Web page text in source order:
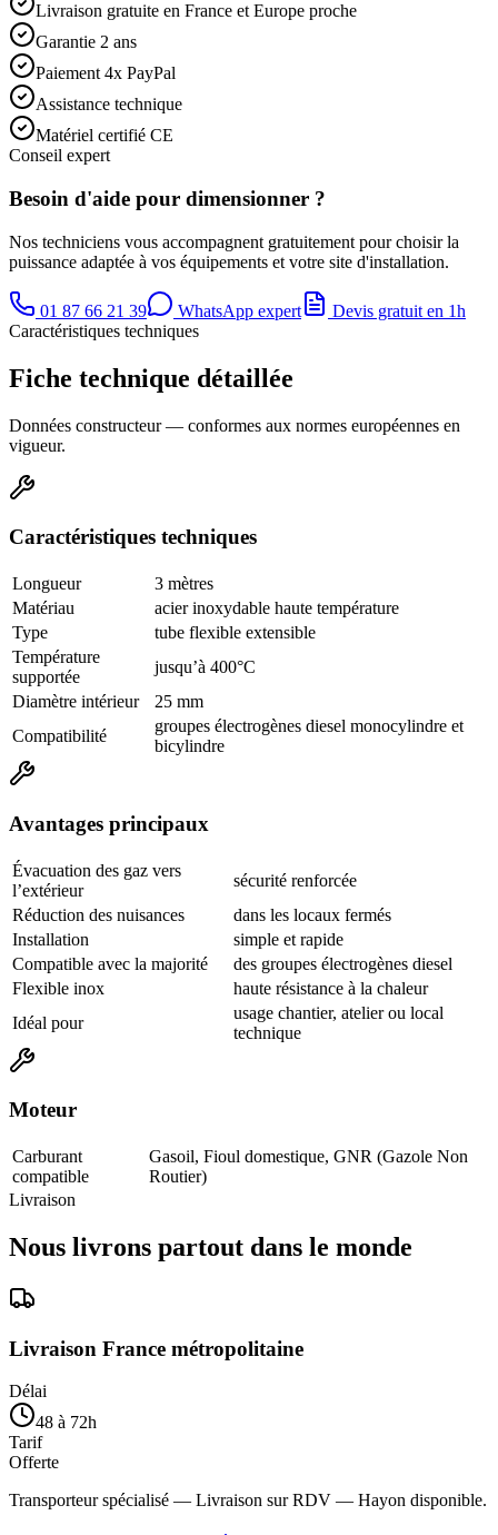
Livraison gratuite en France et Europe proche
Garantie 2 ans
Paiement 4x PayPal
Assistance technique
Matériel certifié CE
Conseil expert
Besoin d'aide pour dimensionner ?
Nos techniciens vous accompagnent gratuitement pour choisir la
puissance adaptée à vos équipements et votre site d'installation.
01 87 66 21 39 WhatsApp expert
Devis gratuit en 1h
Caractéristiques techniques
Fiche technique détaillée
Données constructeur — conformes aux normes européennes en
vigueur.
Caractéristiques techniques
Longueur
3 mètres
Matériau
acier inoxydable haute température
Type
tube flexible extensible
Température
supportée
jusqu’à 400°C
Diamètre intérieur
25 mm
Compatibilité
groupes électrogènes diesel monocylindre et
bicylindre
Avantages principaux
Évacuation des gaz vers
l’extérieur
sécurité renforcée
Réduction des nuisances
dans les locaux fermés
Installation
simple et rapide
Compatible avec la majorité
des groupes électrogènes diesel
Flexible inox
haute résistance à la chaleur
Idéal pour
usage chantier, atelier ou local
technique
Moteur
Carburant
compatible
Gasoil, Fioul domestique, GNR (Gazole Non
Routier)
Livraison
Nous livrons partout dans le monde
Livraison France métropolitaine
Délai
48 à 72h
Tarif
Offerte
Transporteur spécialisé — Livraison sur RDV — Hayon disponible.